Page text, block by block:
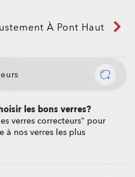
À Pont Haut
les bons verres?
verres correcteurs" pour
à nos verres les plus